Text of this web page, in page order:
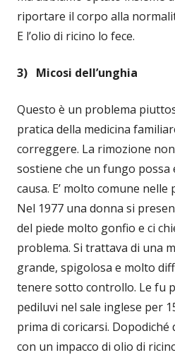
riportare il corpo alla
E l’olio di ricino lo fece.
3) Micosi dell’unghia
Questo è un problema
pratica della medicina
correggere. La rimozione
sostiene che un fungo possa
causa. E’ molto comune nelle
Nel 1977 una donna si
del piede molto gonfio e ci
problema. Si trattava di una
grande, spigolosa e molto
tenere sotto controllo. Le fu
pediluvi nel sale inglese per
prima di coricarsi. Dopodiché
con un impacco di olio di